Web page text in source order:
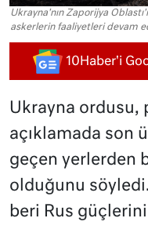
Ukrayna'nın Zaporijya
askerlerin faaliyetleri devam
10Haber'i
Ukrayna ordusu,
açıklamada son
geçen yerlerden
olduğunu
beri Rus